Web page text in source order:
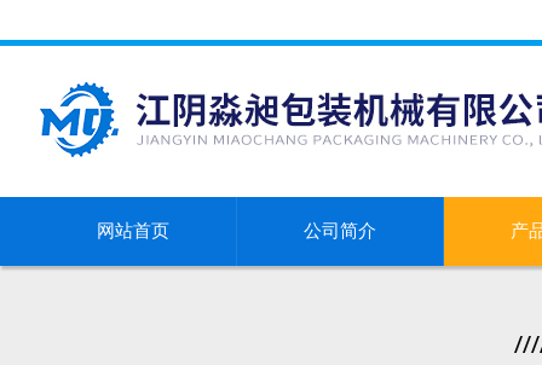
网站首页 公司简介 产